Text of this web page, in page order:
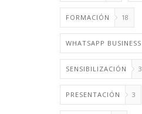
FORMACIÓN 18
WHATSAPP BUSINESS
SENSIBILIZACIÓN 3
PRESENTACIÓN 3